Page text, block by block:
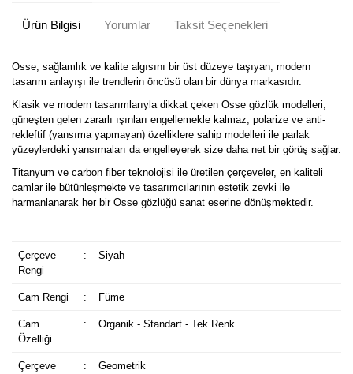
Ürün Bilgisi Yorumlar Taksit Seçenekleri
Osse, sağlamlık ve kalite algısını bir üst düzeye taşıyan, modern
tasarım anlayışı ile trendlerin öncüsü olan bir dünya markasıdır.
Klasik ve modern tasarımlarıyla dikkat çeken Osse gözlük modelleri,
güneşten gelen zararlı ışınları engellemekle kalmaz, polarize ve anti-
rekleftif (yansıma yapmayan) özelliklere sahip modelleri ile parlak
yüzeylerdeki yansımaları da engelleyerek size daha net bir görüş sağlar.
Titanyum ve carbon fiber teknolojisi ile üretilen çerçeveler, en kaliteli
camlar ile bütünleşmekte ve tasarımcılarının estetik zevki ile
harmanlanarak her bir Osse gözlüğü sanat eserine dönüşmektedir.
Çerçeve
Rengi
: Siyah
Cam Rengi : Füme
Cam
Özelliği
: Organik - Standart - Tek Renk
Çerçeve
: Geometrik